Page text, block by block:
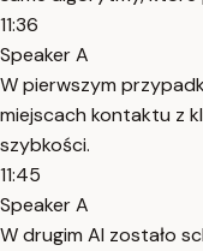
11:36
Speaker A
W pierwszym
miejscach kontaktu z
szybkości.
11:45
Speaker A
W drugim AI zostało